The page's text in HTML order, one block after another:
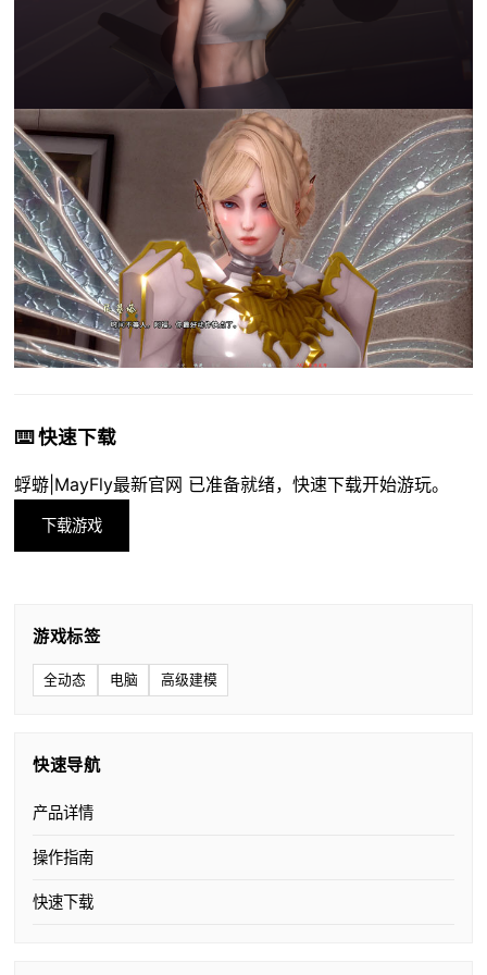
⌨️ 快速下载
蜉蝣|MayFly最新官网 已准备就绪，快速下载开始游玩。
下载游戏
游戏标签
全动态 电脑 高级建模
快速导航
产品详情
操作指南
快速下载